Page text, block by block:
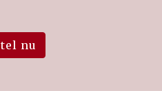
nu